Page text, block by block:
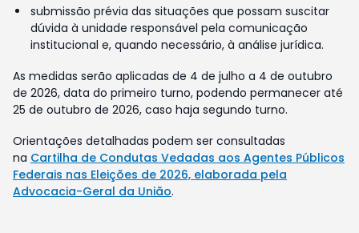
submissão prévia das situações que possam suscitar
dúvida à unidade responsável pela comunicação
institucional e, quando necessário, à análise jurídica.
As medidas serão aplicadas de 4 de julho a 4 de outubro
de 2026, data do primeiro turno, podendo permanecer até
25 de outubro de 2026, caso haja segundo turno.
Orientações detalhadas podem ser consultadas
na Cartilha de Condutas Vedadas aos Agentes Públicos
Federais nas Eleições de 2026, elaborada pela
Advocacia-Geral da União.